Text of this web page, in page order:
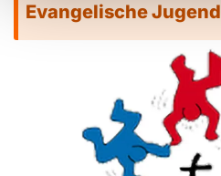
Evangelische Jugend